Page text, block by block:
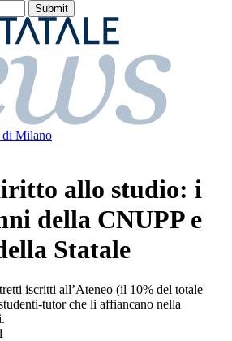
allo studio: i
della CNUPP e
Statale
iscritti all’Ateneo (il 10% del totale
tutor che li affiancano nella